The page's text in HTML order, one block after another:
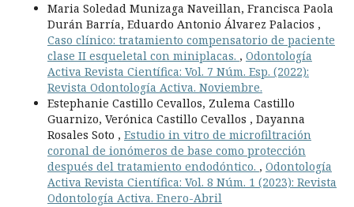
Maria Soledad Munizaga Naveillan, Francisca Paola
Durán Barría, Eduardo Antonio Álvarez Palacios ,
Caso clínico: tratamiento compensatorio de paciente
clase II esqueletal con miniplacas. , Odontología
Activa Revista Científica: Vol. 7 Núm. Esp. (2022):
Revista Odontología Activa. Noviembre.
Estephanie Castillo Cevallos, Zulema Castillo
Guarnizo, Verónica Castillo Cevallos , Dayanna
Rosales Soto , Estudio in vitro de microfiltración
coronal de ionómeros de base como protección
después del tratamiento endodóntico. , Odontología
Activa Revista Científica: Vol. 8 Núm. 1 (2023): Revista
Odontología Activa. Enero-Abril